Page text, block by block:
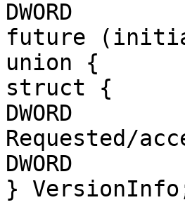
DWORD
future
union {
struct {
DWORD
Requested/
DWORD
}